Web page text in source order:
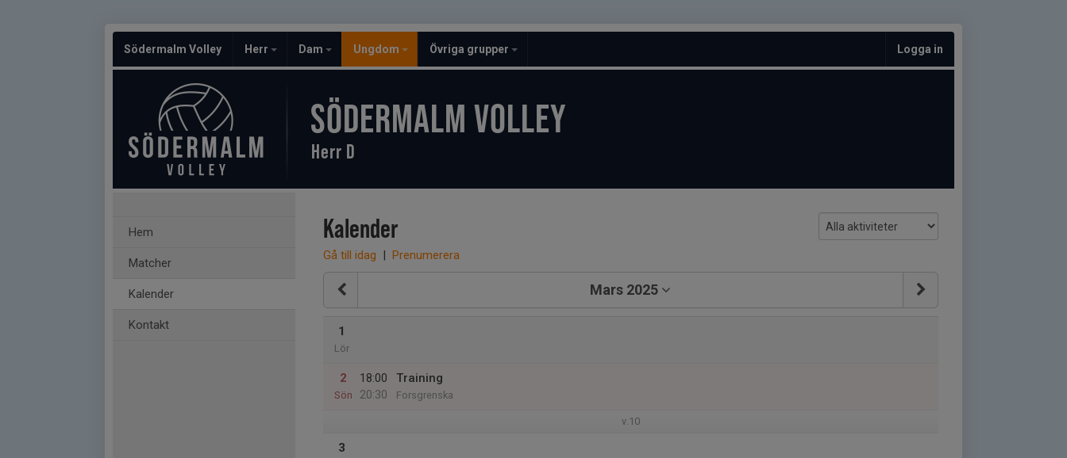
Södermalm Volley Herr Dam Ungdom Övriga grupper Logga in
SÖDERMALM VOLLEY
Herr D
Hem
Matcher
Kalender
Kontakt
Kalender
Gå till idag | Prenumerera
Mars 2025
1
Lör
2
Sön
18:00
20:30
Training
Forsgrenska
v.10
3